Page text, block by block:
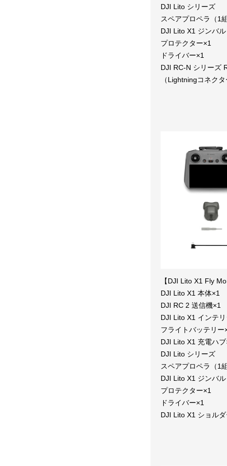
DJI Lito シリーズ
スペアプロペラ（1
DJI Lito X1 ジンバル
プロテクター×1
ドライバー×1
DJI RC-N シリーズ
（Lightningコネク
【DJI Lito X1 Fly
DJI Lito X1 本体×1
DJI RC 2 送信機×1
DJI Lito X1 インテ
フライトバッテリー
DJI Lito X1 充電ハ
DJI Lito シリーズ
スペアプロペラ（1
DJI Lito X1 ジンバル
プロテクター×1
ドライバー×1
DJI Lito X1 ショル